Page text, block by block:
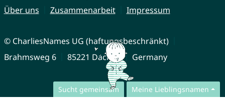
Sucht gemeinsam Meine Lieblingsnamen
Über uns
Zusammenarbeit Impressum
© CharliesNames UG (haftungsbeschränkt)
Brahmsweg 6
85221 Dachau Germany